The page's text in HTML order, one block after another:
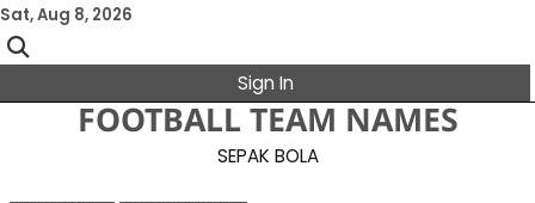
Skip
to
content
Sat, Aug 8, 2026
Sign In
FOOTBALL TEAM NAMES
SEPAK BOLA